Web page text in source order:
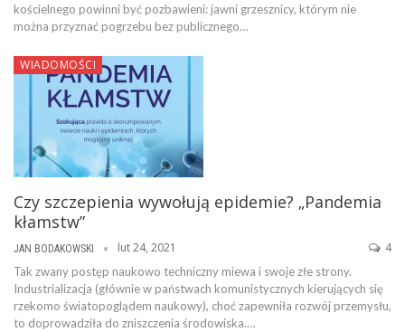
kościelnego powinni być pozbawieni: jawni grzesznicy, którym nie
można przyznać pogrzebu bez publicznego…
WIADOMOŚCI
Czy szczepienia wywołują epidemie? „Pandemia
kłamstw”
JAN BODAKOWSKI lut 24, 2021 4
Tak zwany postęp naukowo techniczny miewa i swoje złe strony.
Industrializacja (głównie w państwach komunistycznych kierujących się
rzekomo światopoglądem naukowy), choć zapewniła rozwój przemysłu,
to doprowadziła do zniszczenia środowiska.…